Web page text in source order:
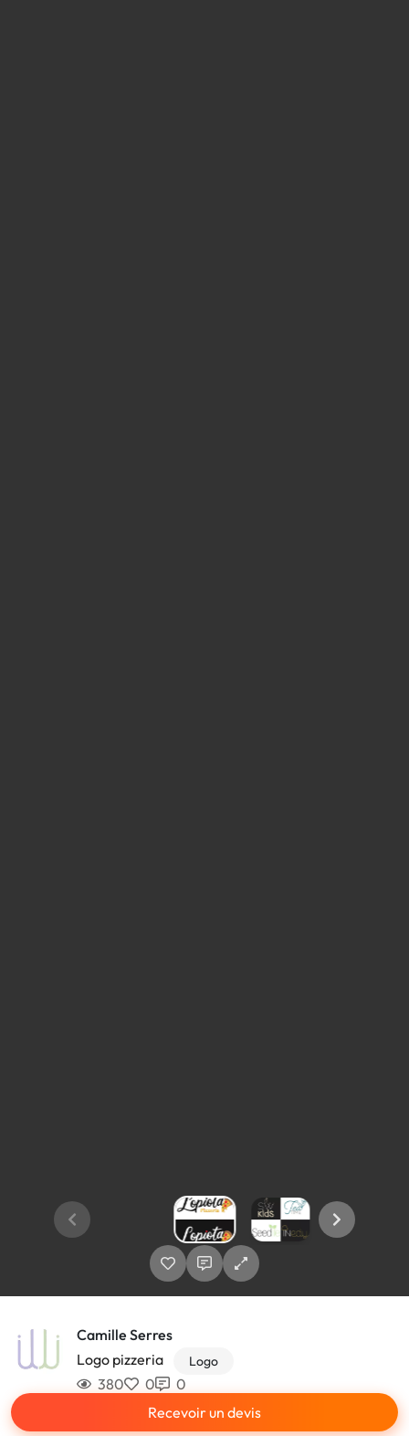
Camille Serres
Logo pizzeria
Logo
380 0
0
Recevoir un devis